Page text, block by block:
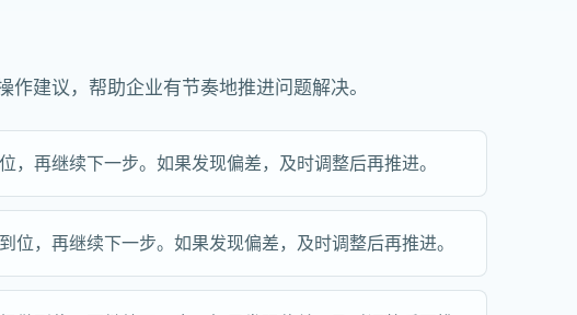
建议，帮助企业有节奏地推进问题解决。
再继续下一步。如果发现偏差，及时调整后再推进。
，再继续下一步。如果发现偏差，及时调整后再推进。